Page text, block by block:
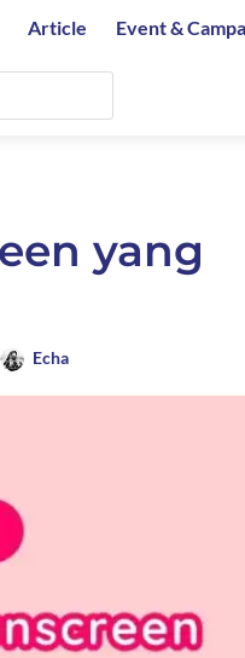
Article Event &
yang
Echa